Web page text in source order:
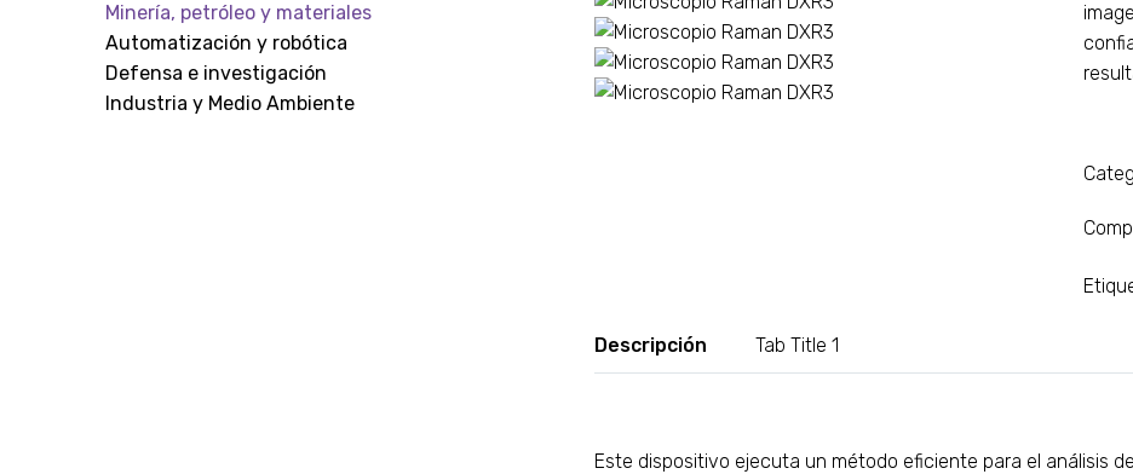
Minería, petróleo y materiales
Automatización y robótica
Defensa e investigación
Industria y Medio Ambiente
Descripción Tab Title 1
Este dispositivo ejecuta un método eficiente para el análisis